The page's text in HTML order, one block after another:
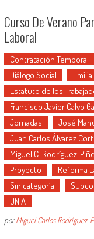
Curso De Verano
Laboral
Contratación Temporal
Diálogo Social
Estatuto de los
Francisco Javier Calvo
Jornadas
José
Juan Carlos Álvarez
Miguel C. Rodríguez-
Proyecto
Reforma
Sin categoría
UNIA
porMiguel Carlos Rodríguez-